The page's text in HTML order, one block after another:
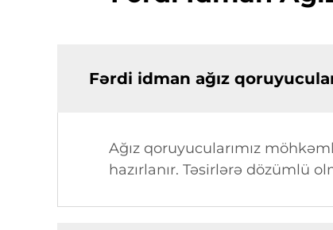
Fərdi idman ağız
Ağız qoruyucularımız
hazırlanır. Təsirlərə dözümlü